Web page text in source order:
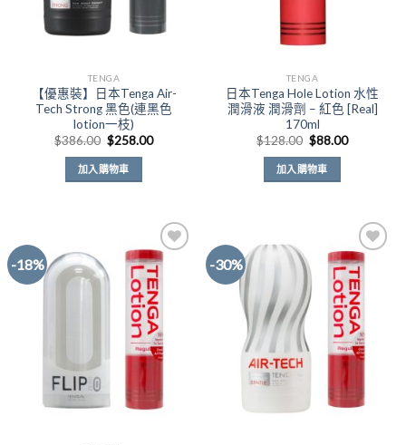
TENGA
【優惠裝】日本Tenga Air-
Tech Strong 黑色(連黑色
lotion一枝)
$386.00 原
始
價
格：
$386.00。
$258.00目
加入購物車
TENGA
日本Tenga Hole Lotion 水性
潤滑液 潤滑劑 – 紅色 [Real]
170ml
$128.00 原
始
價
格：
$128.00。
$88.00目
加入購物車
-18%
Add to
Wishlist
-30%
Add to
Wishlist